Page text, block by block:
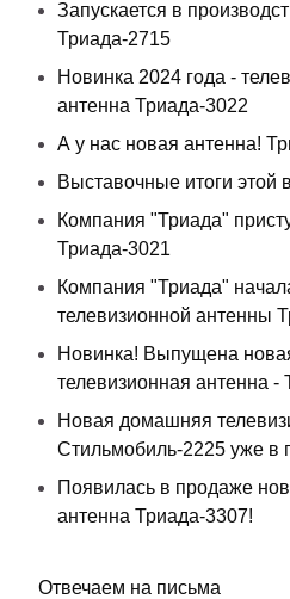
Запускается в
Триада-2715
Новинка 2024 года -
антенна Триада-3022
А у нас новая антенна!
Выставочные итоги этой
Компания "Триада"
Триада-3021
Компания "Триада"
телевизионной антенны
Новинка! Выпущена
телевизионная антенна -
Новая домашняя
Стильмобиль-2225 уже в
Появилась в продаже
антенна Триада-3307!
Отвечаем на письма